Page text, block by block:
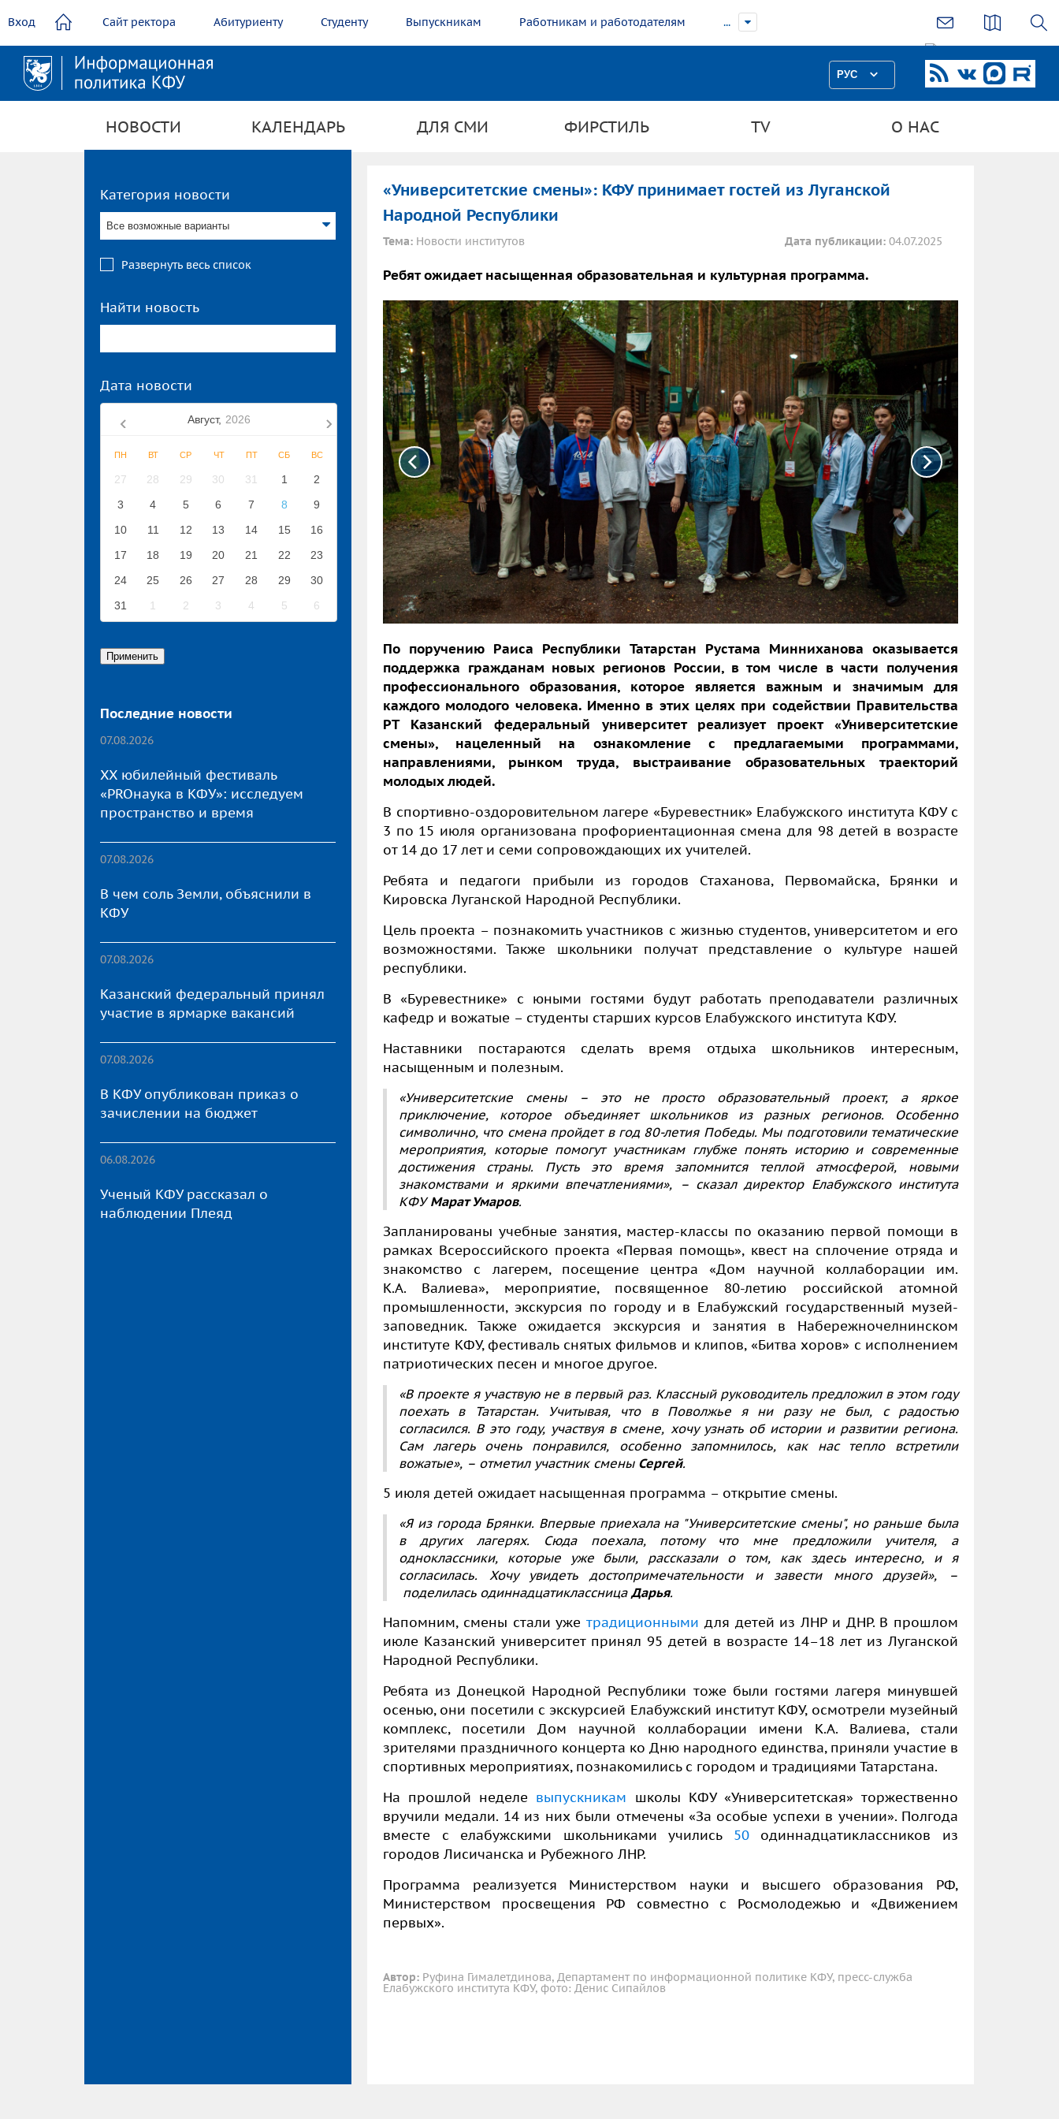
содержанию
Вход Сайт ректора Абитуриенту Студенту Выпускникам Работникам и работодателям ...
РУС
НОВОСТИ КАЛЕНДАРЬ ДЛЯ СМИ ФИРСТИЛЬ TV О НАС
Категория новости
Все возможные варианты
Развернуть весь список
Найти новость
Дата новости
Август, 2026
ПН ВТ СР ЧТ ПТ СБ ВС
27 28 29 30 31 1
2
3
4 5 6 7 8
9
10
11 12 13 14 15
16
17
18 19 20 21 22
23
24
25 26 27 28 29
30
31
1 2 3 4 5 6
Последние новости
07.08.2026
XX юбилейный фестиваль
«PROнаука в КФУ»: исследуем
пространство и время
07.08.2026
В чем соль Земли, объяснили в
КФУ
07.08.2026
Казанский федеральный принял
участие в ярмарке вакансий
07.08.2026
В КФУ опубликован приказ о
зачислении на бюджет
06.08.2026
Ученый КФУ рассказал о
наблюдении Плеяд
«Университетские смены»: КФУ принимает гостей из Луганской
Народной Республики
Тема: Новости институтов Дата публикации: 04.07.2025
Ребят ожидает насыщенная образовательная и культурная программа.
По поручению Раиса Республики Татарстан Рустама Минниханова оказывается
поддержка гражданам новых регионов России, в том числе в части получения
профессионального образования, которое является важным и значимым для
каждого молодого человека. Именно в этих целях при содействии Правительства
РТ Казанский федеральный университет реализует проект «Университетские
смены», нацеленный на ознакомление с предлагаемыми программами,
направлениями, рынком труда, выстраивание образовательных траекторий
молодых людей.
В спортивно-оздоровительном лагере «Буревестник» Елабужского института КФУ с
3 по 15 июля организована профориентационная смена для 98 детей в возрасте
от 14 до 17 лет и семи сопровождающих их учителей.
Ребята и педагоги прибыли из городов Стаханова, Первомайска, Брянки и
Кировска Луганской Народной Республики.
Цель проекта – познакомить участников с жизнью студентов, университетом и его
возможностями. Также школьники получат представление о культуре нашей
республики.
В «Буревестнике» с юными гостями будут работать преподаватели различных
кафедр и вожатые – студенты старших курсов Елабужского института КФУ.
Наставники постараются сделать время отдыха школьников интересным,
насыщенным и полезным.
«Университетские смены – это не просто образовательный проект, а яркое
приключение, которое объединяет школьников из разных регионов. Особенно
символично, что смена пройдет в год 80-летия Победы. Мы подготовили тематические
мероприятия, которые помогут участникам глубже понять историю и современные
достижения страны. Пусть это время запомнится теплой атмосферой, новыми
знакомствами и яркими впечатлениями», – сказал директор Елабужского института
КФУМарат Умаров.
Запланированы учебные занятия, мастер-классы по оказанию первой помощи в
рамках Всероссийского проекта «Первая помощь», квест на сплочение отряда и
знакомство с лагерем, посещение центра «Дом научной коллаборации им.
К.А. Валиева», мероприятие, посвященное 80-летию российской атомной
промышленности, экскурсия по городу и в Елабужский государственный музей-
заповедник. Также ожидается экскурсия и занятия в Набережночелнинском
институте КФУ, фестиваль снятых фильмов и клипов, «Битва хоров» с исполнением
патриотических песен и многое другое.
«В проекте я участвую не в первый раз. Классный руководитель предложил в этом году
поехать в Татарстан. Учитывая, что в Поволжье я ни разу не был, с радостью
согласился. В это году, участвуя в смене, хочу узнать об истории и развитии региона.
Сам лагерь очень понравился, особенно запомнилось, как нас тепло встретили
вожатые», – отметил участник смены Сергей.
5 июля детей ожидает насыщенная программа – открытие смены.
«Я из города Брянки. Впервые приехала на "Университетские смены", но раньше была
в других лагерях. Сюда поехала, потому что мне предложили учителя, а
одноклассники, которые уже были, рассказали о том, как здесь интересно, и я
согласилась. Хочу увидеть достопримечательности и завести много друзей», –
поделилась одиннадцатиклассница Дарья.
Напомним, смены стали уже традиционными для детей из ЛНР и ДНР. В прошлом
июле Казанский университет принял 95 детей в возрасте 14–18 лет из Луганской
Народной Республики.
Ребята из Донецкой Народной Республики тоже были гостями лагеря минувшей
осенью, они посетили с экскурсией Елабужский институт КФУ, осмотрели музейный
комплекс, посетили Дом научной коллаборации имени К.А. Валиева, стали
зрителями праздничного концерта ко Дню народного единства, приняли участие в
спортивных мероприятиях, познакомились с городом и традициями Татарстана.
На прошлой неделе выпускникам школы КФУ «Университетская» торжественно
вручили медали. 14 из них были отмечены «За особые успехи в учении». Полгода
вместе с елабужскими школьниками учились 50одиннадцатиклассников из
городов Лисичанска и Рубежного ЛНР.
Программа реализуется Министерством науки и высшего образования РФ,
Министерством просвещения РФ совместно с Росмолодежью и «Движением
первых».
Автор: Руфина Гималетдинова, Департамент по информационной политике КФУ, пресс-служба
Елабужского института КФУ, фото: Денис Сипайлов